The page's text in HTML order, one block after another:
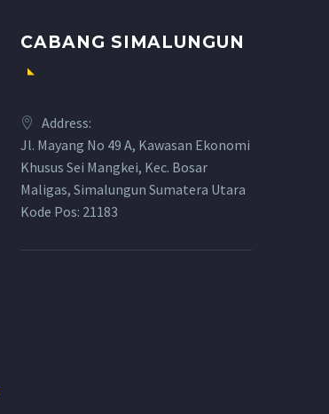
CABANG SIMALUNGUN
Address:
Jl. Mayang No 49 A, Kawasan Ekonomi
Khusus Sei Mangkei, Kec. Bosar
Maligas, Simalungun Sumatera Utara
Kode Pos: 21183